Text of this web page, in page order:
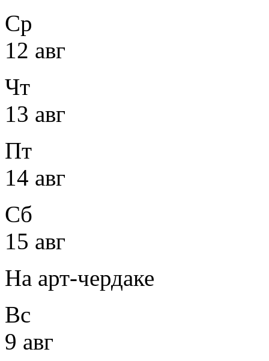
Ср
12 авг
Чт
13 авг
Пт
14 авг
Сб
15 авг
На арт-чердаке
Вс
9 авг